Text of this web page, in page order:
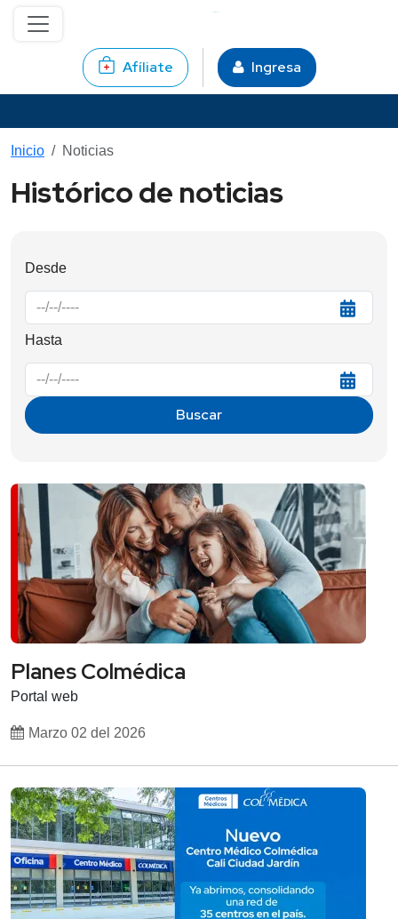
Afíliate Ingresa
Inicio Noticias
Histórico de noticias
Desde
Fecha
Hasta
Fecha
Planes Colmédica
Portal web
Marzo 02 del 2026